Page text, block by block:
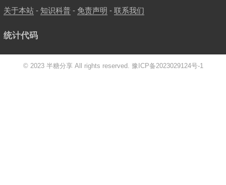
关于本站- 知识科普- 免责声明 - 联系我们
统计代码
© 2023 半糖分享 All rights reserved. 豫ICP备2023029124号-1